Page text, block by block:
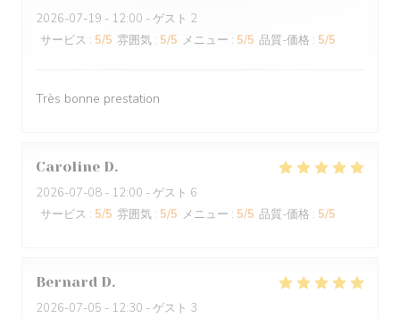
2026-07-19 - 12:00 - ゲスト 2
サービス : 5/5 雰囲気 : 5/5 メニュー : 5/5 品質-価格 : 5/5
Très bonne prestation
Caroline D
2026-07-08 - 12:00 - ゲスト 6
サービス : 5/5 雰囲気 : 5/5 メニュー : 5/5 品質-価格 : 5/5
Bernard D
2026-07-05 - 12:30 - ゲスト 3